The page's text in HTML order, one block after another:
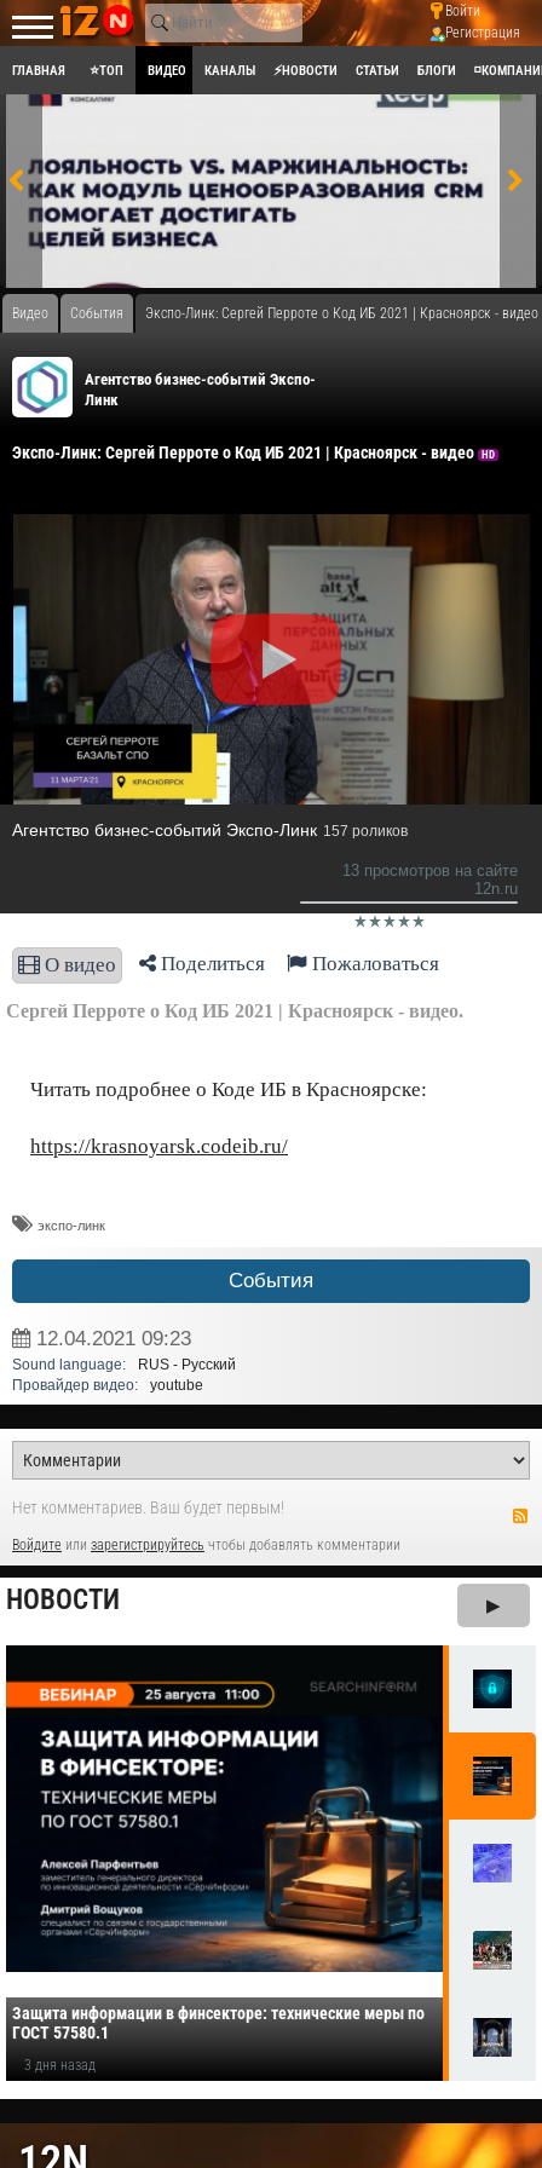
Войти
Регистрация
ГЛАВНАЯ ⭐ТОП ВИДЕО КАНАЛЫ ⚡НОВОСТИ СТАТЬИ БЛОГИ
Видео События Экспо-Линк: Сергей Перроте о Код ИБ 2021 | Красноярск - видео
Агентство бизнес-событий Экспо-
Линк
Экспо-Линк: Сергей Перроте о Код ИБ 2021 | Красноярск - видео HD
Агентство бизнес-событий Экспо-Линк 157 роликов
13 просмотров на сайте
12n.ru
О видео Поделиться Пожаловаться
Сергей Перроте о Код ИБ 2021 | Красноярск - видео.
Читать подробнее о Коде ИБ в Красноярске:
https://krasnoyarsk.codeib.ru/
экспо-линк
События
12.04.2021 09:23
Sound language:
RUS - Русский
Провайдер видео:
youtube
Нет комментариев. Ваш будет первым!
Войдите или зарегистрируйтесь чтобы добавлять комментарии
НОВОСТИ ▶
Защита информации в финсекторе: технические меры по
ГОСТ 57580.1
3 дня назад